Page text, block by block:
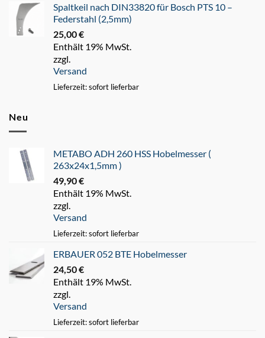
Spaltkeil nach DIN33820 für Bosch PTS 10 –
Federstahl (2,5mm)
25,00€
Enthält 19% MwSt.
zzgl.
Versand
Lieferzeit: sofort lieferbar
Neu
METABO ADH 260 HSS Hobelmesser (
263x24x1,5mm )
49,90€
Enthält 19% MwSt.
zzgl.
Versand
Lieferzeit: sofort lieferbar
ERBAUER 052 BTE Hobelmesser
24,50€
Enthält 19% MwSt.
zzgl.
Versand
Lieferzeit: sofort lieferbar